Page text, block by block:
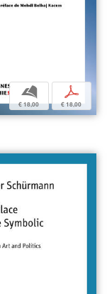
b
€ 18,00
p
€ 18,00